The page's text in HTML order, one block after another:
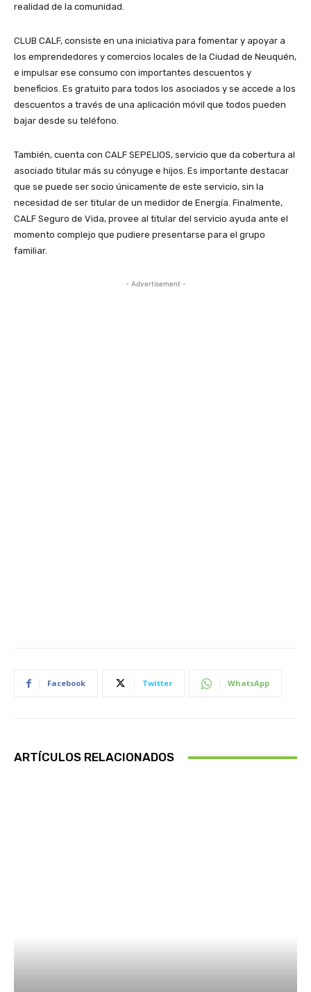
realidad de la comunidad.
CLUB CALF, consiste en una iniciativa para fomentar y apoyar a
los emprendedores y comercios locales de la Ciudad de Neuquén,
e impulsar ese consumo con importantes descuentos y
beneficios. Es gratuito para todos los asociados y se accede a los
descuentos a través de una aplicación móvil que todos pueden
bajar desde su teléfono.
También, cuenta con CALF SEPELIOS, servicio que da cobertura al
asociado titular más su cónyuge e hijos. Es importante destacar
que se puede ser socio únicamente de este servicio, sin la
necesidad de ser titular de un medidor de Energía. Finalmente,
CALF Seguro de Vida, provee al titular del servicio ayuda ante el
momento complejo que pudiere presentarse para el grupo
familiar.
- Advertisement -
Facebook Twitter WhatsApp
ARTÍCULOS RELACIONADOS